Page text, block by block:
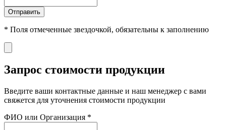
Отправить
* Поля отмеченные звездочкой, обязательны к заполнению
Запрос стоимости продукции
Введите ваши контактные данные и наш менеджер с вами
свяжется для уточнения стоимости продукции
ФИО или Организация *